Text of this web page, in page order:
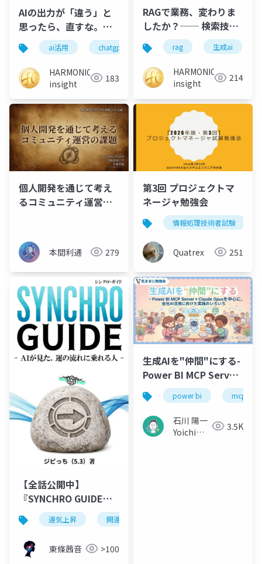
AIの出力が「違う」と
思ったら、直すな。捨
てろ。｜修正コストは
作り直しの10倍
ai活用 chatgpt 生成ai 仕事術
HARMONIC
insight
183
RAGで業務、変わりま
したか？── 検索技術
の歴史が示す不都合な
真実
rag 生成ai
HARMONIC
insight
214
個人開発を通じて考え
るコミュニティ運営の
本間利通 279
第3回 プロジェクトマ
ネージャ勉強会
情報処理技術者試験
Quatrex 251
【全話公開中】
『SYNCHRO GUIDE』
（シンクロ・ガイド）-
AIが見た、運の流れに
乗れる人 –
運気上昇 開運
東條茜音 >100
生成AIを"仲間"にする-
Power BI MCP Server
× Claude Opus を中
心に、全社AI活用に向
けた実践のいろいろ
power bi mcp
石川 陽一
Yoichi
3.5K